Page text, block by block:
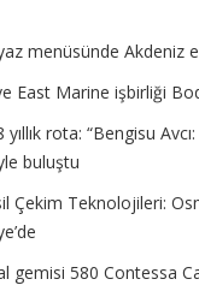
menüsünde Akdeniz
East Marine işbirliği
rota: “Bengisu Avcı:
buluştu
Çekim Teknolojileri:
gemisi 580 Contessa